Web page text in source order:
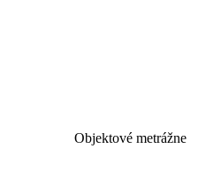
Objektové metrážne